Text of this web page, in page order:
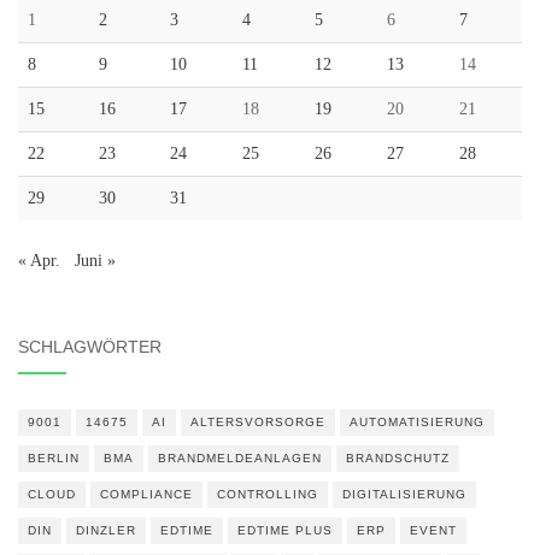
1 2 3 4 5 6 7
8 9 10 11 12 13 14
15 16 17 18 19 20 21
22 23 24 25 26 27 28
29 30 31
« Apr. Juni »
SCHLAGWÖRTER
9001 14675 AI ALTERSVORSORGE AUTOMATISIERUNG
BERLIN BMA BRANDMELDEANLAGEN BRANDSCHUTZ
CLOUD COMPLIANCE CONTROLLING DIGITALISIERUNG
DIN DINZLER EDTIME EDTIME PLUS ERP EVENT